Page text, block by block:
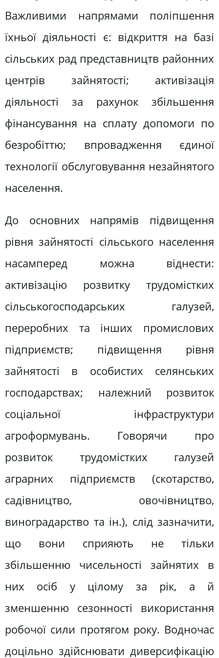
Важливими напрямами поліпшення
їхньої діяльності є: відкриття на базі
сільських рад представництв районних
центрів зайнятості; активізація
діяльності за рахунок збільшення
фінансування на сплату допомоги по
безробіттю; впровадження єдиної
технології обслуговування незайнятого
населення.
До основних напрямів підвищення
рівня зайнятості сільського населення
насамперед можна віднести:
активізацію розвитку трудомістких
сільськогосподарських галузей,
переробних та інших промислових
підприємств; підвищення рівня
зайнятості в особистих селянських
господарствах; належний розвиток
соціальної інфраструктури
агроформувань. Говорячи про
розвиток трудомістких галузей
аграрних підприємств (скотарство,
садівництво, овочівництво,
виноградарство та ін.), слід зазначити,
що вони сприяють не тільки
збільшенню чисельності зайнятих в
них осіб у цілому за рік, а й
зменшенню сезонності використання
робочої сили протягом року. Водночас
доцільно здійснювати диверсифікацію